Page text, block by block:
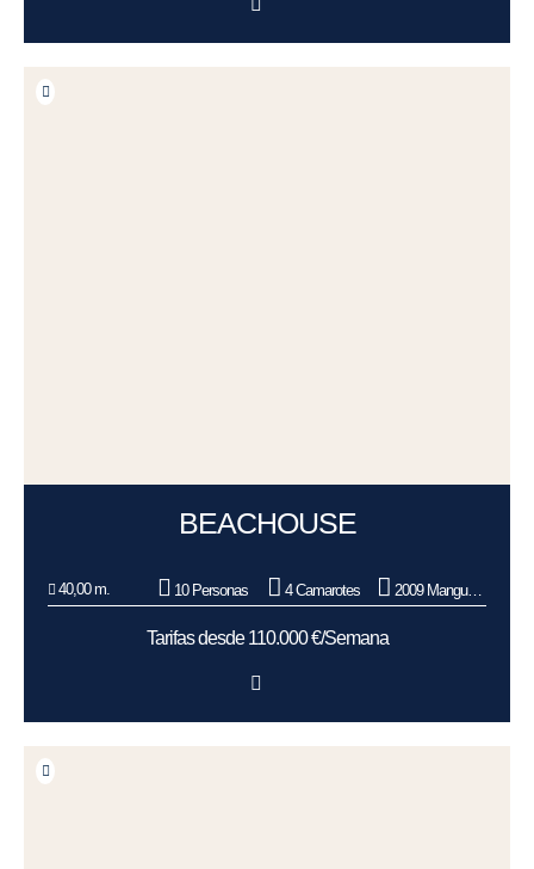
BEACHOUSE
40,00 m. 10 Personas 4 Camarotes 2009 Mangusta (Overmarine)
Tarifas desde 110.000 €/Semana